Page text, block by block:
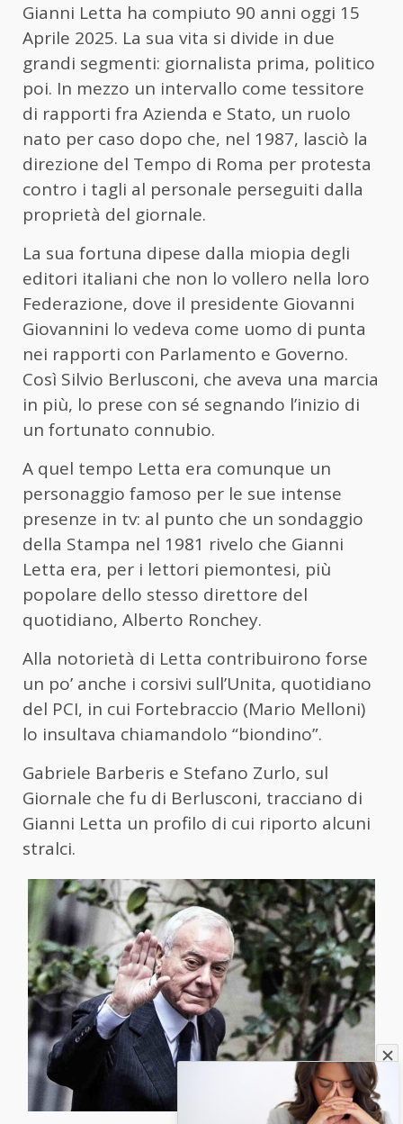
Gianni Letta ha compiuto 90 anni oggi 15
Aprile 2025. La sua vita si divide in due
grandi segmenti: giornalista prima, politico
poi. In mezzo un intervallo come tessitore
di rapporti fra Azienda e Stato, un ruolo
nato per caso dopo che, nel 1987, lasciò la
direzione del Tempo di Roma per protesta
contro i tagli al personale perseguiti dalla
proprietà del giornale.
La sua fortuna dipese dalla miopia degli
editori italiani che non lo vollero nella loro
Federazione, dove il presidente Giovanni
Giovannini lo vedeva come uomo di punta
nei rapporti con Parlamento e Governo.
Così Silvio Berlusconi, che aveva una marcia
in più, lo prese con sé segnando l’inizio di
un fortunato connubio.
A quel tempo Letta era comunque un
personaggio famoso per le sue intense
presenze in tv: al punto che un sondaggio
della Stampa nel 1981 rivelo che Gianni
Letta era, per i lettori piemontesi, più
popolare dello stesso direttore del
quotidiano, Alberto Ronchey.
Alla notorietà di Letta contribuirono forse
un po’ anche i corsivi sull’Unita, quotidiano
del PCI, in cui Fortebraccio (Mario Melloni)
lo insultava chiamandolo “biondino”.
Gabriele Barberis e Stefano Zurlo, sul
Giornale che fu di Berlusconi, tracciano di
Gianni Letta un profilo di cui riporto alcuni
stralci.